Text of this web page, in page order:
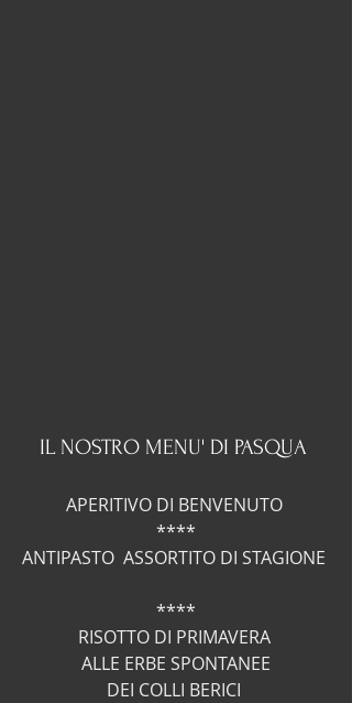
IL NOSTRO MENU' DI PASQUA
APERITIVO DI BENVENUTO
****
ANTIPASTO  ASSORTITO DI STAGIONE
****
RISOTTO DI PRIMAVERA
ALLE ERBE SPONTANEE
DEI COLLI BERICI